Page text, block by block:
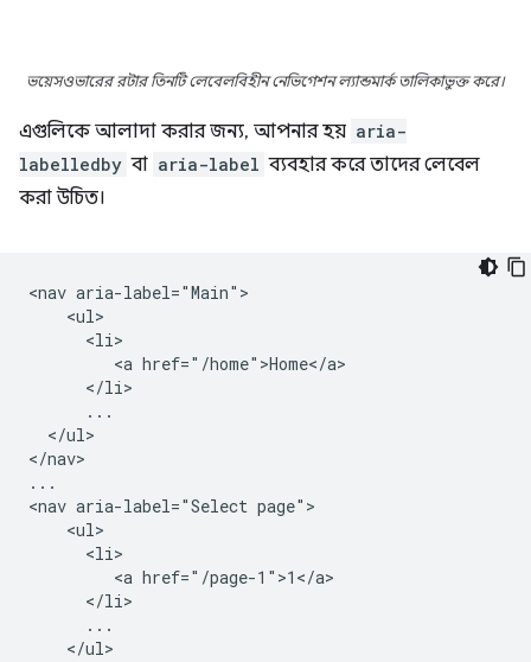
ভয়েসওভারের রটার তিনটি লেবেলবিহীন নেভিগেশন ল্যান্ডমার্ক তালিকাভুক্ত করে।
এগুলিকে আলাদা করার জন্য, আপনার হয় aria-
labelledby বা aria-label ব্যবহার করে তাদের লেবেল
করা উচিত।
<nav aria-label="Main">
    <ul>
      <li>
         <a href="/home">Home</a>
      </li>
      ...
  </ul>
</nav>
...
<nav aria-label="Select page">
    <ul>
      <li>
         <a href="/page-1">1</a>
      </li>
      ...
    </ul>